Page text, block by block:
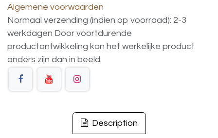
Algemene voorwaarden
Normaal verzending (indien op voorraad): 2-3
werkdagen Door voortdurende
productontwikkeling kan het werkelijke product
anders zijn dan in beeld
Description